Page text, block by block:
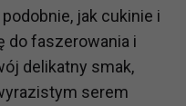
jak cukinie i
do faszerowania i
delikatny smak,
serem